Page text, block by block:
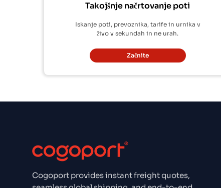
Takojšnje načrtovanje poti
Iskanje poti, prevoznika, tarife in urnika v
živo v sekundah in ne urah.
Začnite
Cogoport provides instant freight quotes,